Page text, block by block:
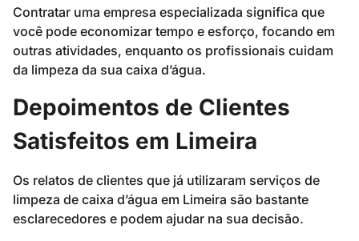
Contratar uma empresa especializada significa que
você pode economizar tempo e esforço, focando em
outras atividades, enquanto os profissionais cuidam
da limpeza da sua caixa d’água.
Depoimentos de Clientes
Satisfeitos em Limeira
Os relatos de clientes que já utilizaram serviços de
limpeza de caixa d’água em Limeira são bastante
esclarecedores e podem ajudar na sua decisão.